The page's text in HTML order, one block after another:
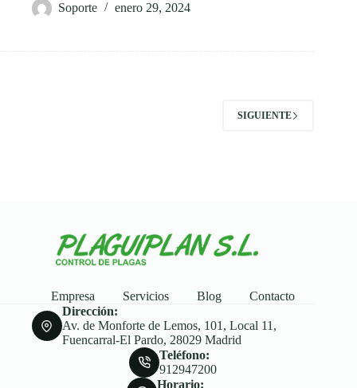
Soporte
enero 29, 2024
SIGUIENTE
Empresa Servicios Blog
Contacto
Dirección:
Av. de Monforte de Lemos, 101, Local 11,
Fuencarral-El Pardo, 28029 Madrid
Teléfono:
912947200
Horario: